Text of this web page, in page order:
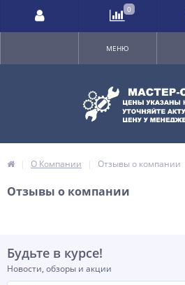
МЕНЮ
О Компании Отзывы о компании
Отзывы о компании
Будьте в курсе!
Новости, обзоры и акции
0